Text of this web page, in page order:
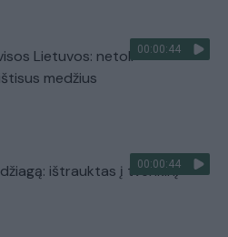
00:00:44
Lietuvos: netoli
medžius
00:00:44
ištrauktas į tvenkinį